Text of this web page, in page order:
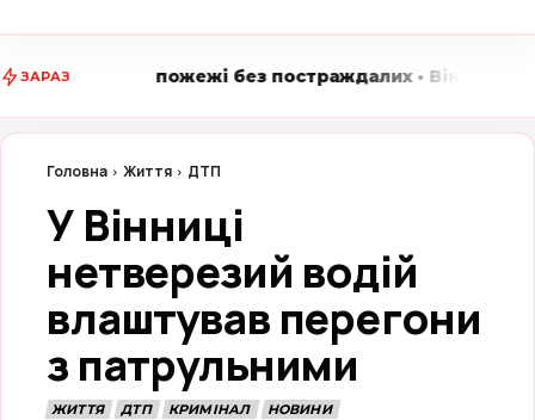
ЗАРАЗпостраждалих • Вінниця LIVE стежить за
Головна Життя ДТП
У Вінниці
нетверезий водій
влаштував перегони
з патрульними
ЖИТТЯ ДТП КРИМІНАЛ НОВИНИ